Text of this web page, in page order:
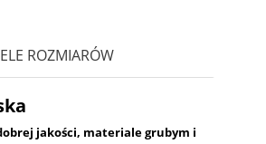
ROZMIARÓW
jakości, materiale grubym i